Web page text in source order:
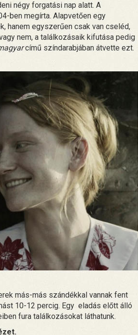
négy forgatási nap alatt. A
ben megírta. Alapvetően egy
hanem egyszerűen csak van cseléd,
nem, a találkozásaik kifutása pedig
című színdarabjában átvette ezt.
más-más szándékkal vannak fent
10-12 percig. Egy eladás előtt álló
fura találkozásokat láthatunk.